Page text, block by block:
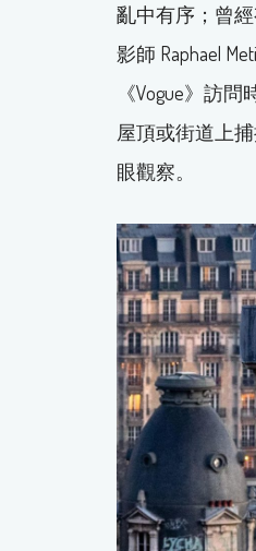
亂中有序；曾
影師 Raphael
《Vogue》訪
屋頂或街道上
眼觀察。